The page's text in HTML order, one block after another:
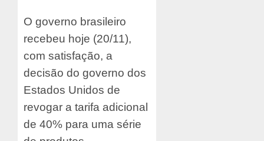
O governo brasileiro
recebeu hoje (20/11),
com satisfação, a
decisão do governo dos
Estados Unidos de
revogar a tarifa adicional
de 40% para uma série